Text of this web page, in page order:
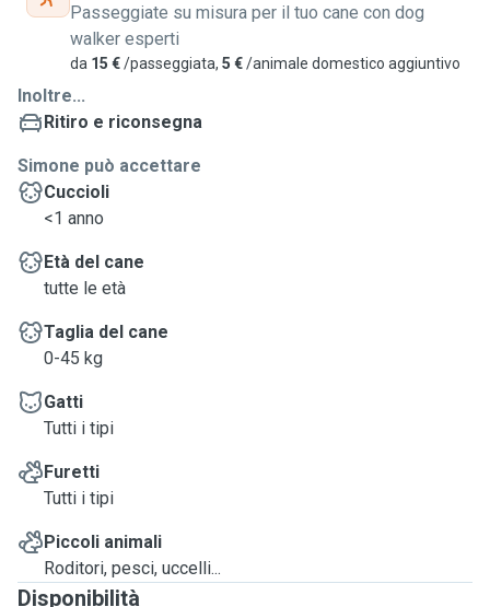
Passeggiate su misura per il tuo cane con dog
walker esperti
da 15 €/passeggiata, 5 €/animale domestico aggiuntivo
Inoltre...
Ritiro e riconsegna
Simone può accettare
Cuccioli
<1 anno
Età del cane
tutte le età
Taglia del cane
0-45 kg
Gatti
Tutti i tipi
Furetti
Tutti i tipi
Piccoli animali
Roditori, pesci, uccelli...
Disponibilità